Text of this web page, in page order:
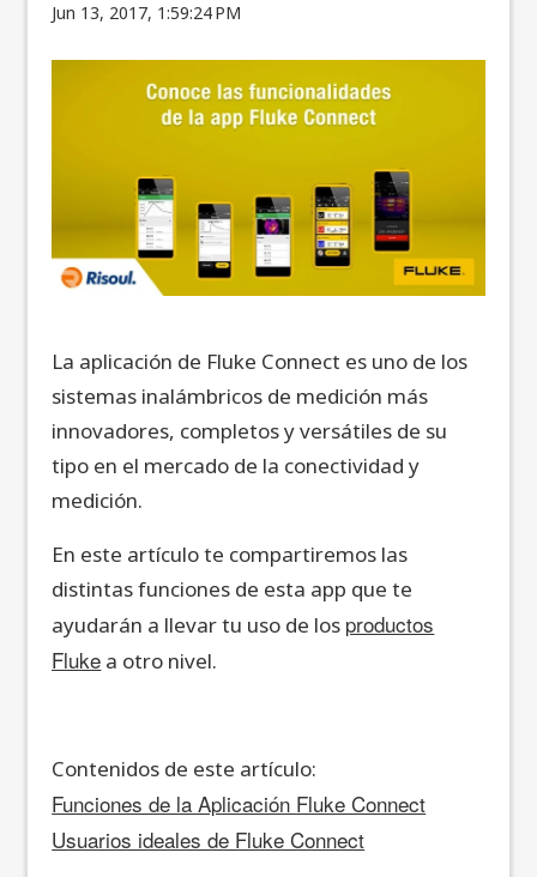
Jun 13, 2017, 1:59:24 PM
La aplicación de Fluke Connect es uno de los
sistemas inalámbricos de medición más
innovadores, completos y versátiles de su
tipo en el mercado de la conectividad y
medición.
En este artículo te compartiremos las
distintas funciones de esta app que te
ayudarán a llevar tu uso de los productos
Fluke a otro nivel.
Contenidos de este artículo:
Funciones de la Aplicación Fluke Connect
Usuarios ideales de Fluke Connect